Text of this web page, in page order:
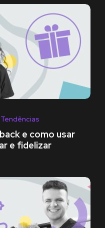
Tendências
e como usar
e fidelizar